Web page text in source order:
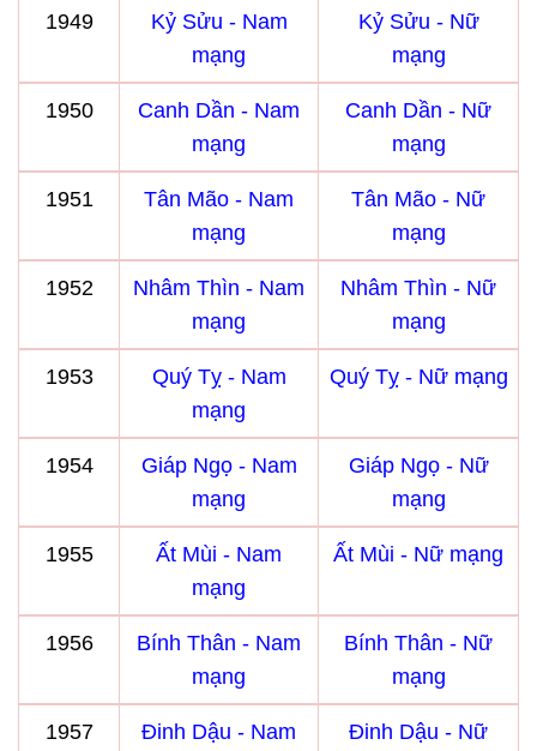
1949
Kỷ Sửu - Nam
mạng
Kỷ Sửu - Nữ
mạng
1950
Canh Dần - Nam
mạng
Canh Dần - Nữ
mạng
1951
Tân Mão - Nam
mạng
Tân Mão - Nữ
mạng
1952
Nhâm Thìn - Nam
mạng
Nhâm Thìn - Nữ
mạng
1953
Quý Tỵ - Nam
mạng
Quý Tỵ - Nữ mạng
1954
Giáp Ngọ - Nam
mạng
Giáp Ngọ - Nữ
mạng
1955
Ất Mùi - Nam
mạng
Ất Mùi - Nữ mạng
1956
Bính Thân - Nam
mạng
Bính Thân - Nữ
mạng
1957
Đinh Dậu - Nam
Đinh Dậu - Nữ